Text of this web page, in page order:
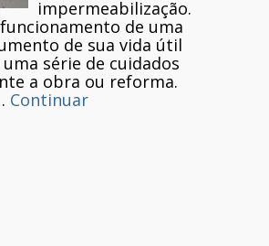
impermeabilização.
de uma
de sua vida útil
série de cuidados
a obra ou reforma.
Continuar